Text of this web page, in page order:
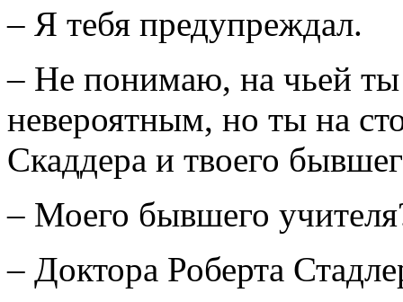
– Я тебя предупреждал.
– Не понимаю, на чьей ты
невероятным, но ты на
Скаддера и твоего
– Моего бывшего
– Доктора Роберта